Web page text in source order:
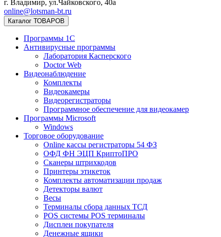
г. Владимир, ул.Чайковского, 40а
online@lotsman-bt.ru
Каталог ТОВАРОВ
Программы 1С
Антивирусные программы
Лаборатория Касперского
Doctor Web
Видеонаблюдение
Комплекты
Видеокамеры
Видеорегистраторы
Программное обеспечение для видеокамер
Программы Microsoft
Windows
Торговое оборудование
Online кассы регистраторы 54 ФЗ
ОФД ФН ЭЦП КриптоПРО
Сканеры штрихкодов
Принтеры этикеток
Комплекты автоматизации продаж
Детекторы валют
Весы
Терминалы сбора данных ТСД
POS системы POS терминалы
Дисплеи покупателя
Денежные ящики